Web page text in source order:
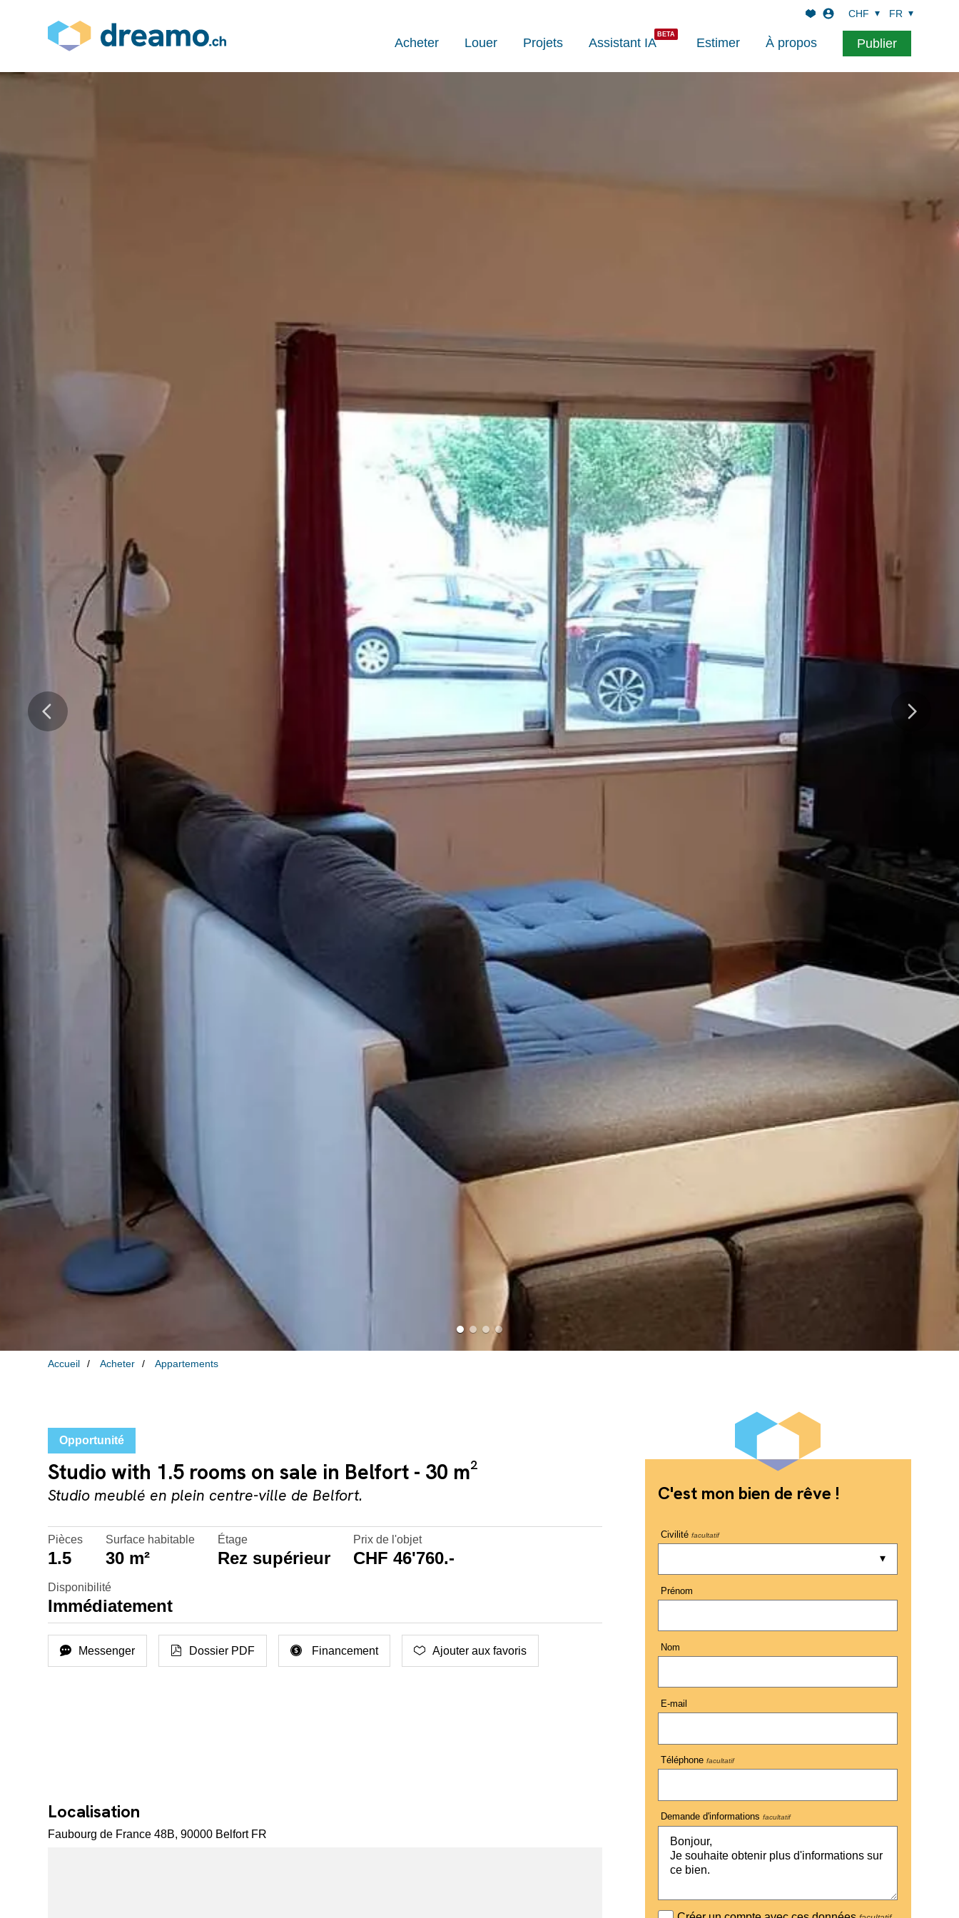
Acheter Louer Projets Assistant IA Estimer À propos Publier
CHF FR
Accueil Acheter Appartements
Opportunité
Studio with 1.5 rooms on sale in Belfort - 30 m²
Studio meublé en plein centre-ville de Belfort.
Pièces
1.5
Surface habitable
30 m²
Étage
Rez supérieur
Prix de l'objet
CHF 46'760.-
Disponibilité
Immédiatement
Messenger Dossier PDF Financement Ajouter aux favoris
Localisation
Faubourg de France 48B, 90000 Belfort FR
C'est mon bien de rêve !
Civilitéfacultatif
Prénom
Nom
E-mail
Téléphonefacultatif
Demande d'informationsfacultatif